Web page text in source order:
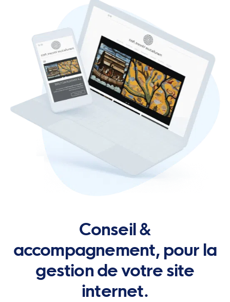
Conseil &
accompagnement, pour la
gestion de votre site
internet.